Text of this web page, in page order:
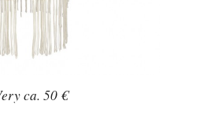
ca. 50 €